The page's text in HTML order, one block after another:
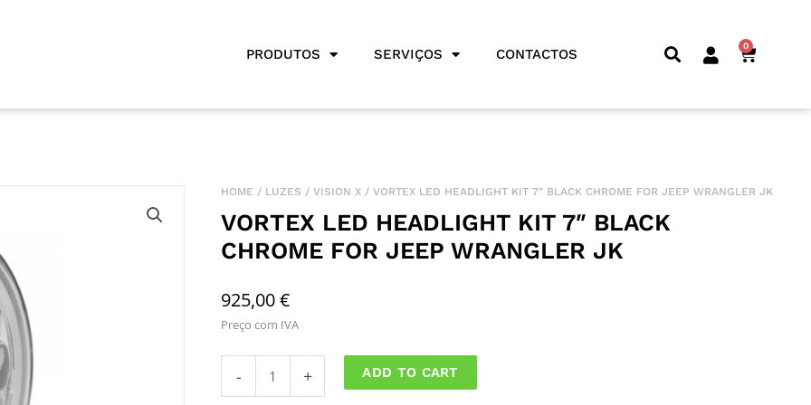
PRODUTOS SERVIÇOS CONTACTOS
0
CART
HOME / LUZES / VISION X / VORTEX LED HEADLIGHT KIT 7″ BLACK CHROME FOR JEEP WRANGLER JK
VORTEX LED HEADLIGHT KIT 7″ BLACK
CHROME FOR JEEP WRANGLER JK
925,00€
Preço com IVA
- + ADD TO CART